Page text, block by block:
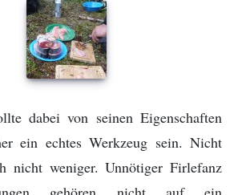
dabei von seinen Eigenschaften
ein echtes Werkzeug sein. Nicht
nicht weniger. Unnötiger Firlefanz